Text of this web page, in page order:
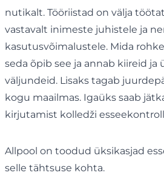
nutikalt. Tööriistad on välja
vastavalt inimeste juhistele ja
kasutusvõimalustele. Mida
seda õpib see ja annab kiireid ja
väljundeid. Lisaks tagab
kogu maailmas. Igaüks saab
kirjutamist kolledži
Allpool on toodud üksikasjad
selle tähtsuse kohta.